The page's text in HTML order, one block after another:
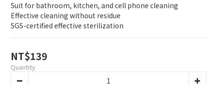
Suit for bathroom, kitchen, and cell phone cleaning
Effective cleaning without residue
SGS-certified effective sterilization
NT$139
Quantity